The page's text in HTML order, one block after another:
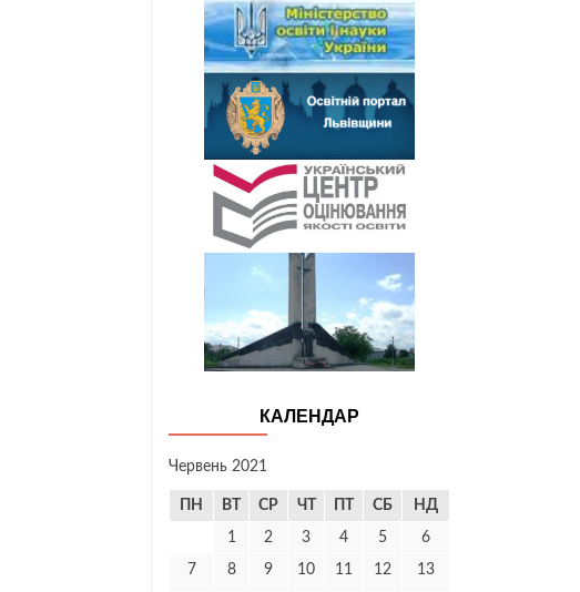
директорів
КАЛЕНДАР
Червень 2021
ПН ВТ СР ЧТ ПТ СБ НД
1 2 3 4 5 6
7 8 9 10 11 12 13